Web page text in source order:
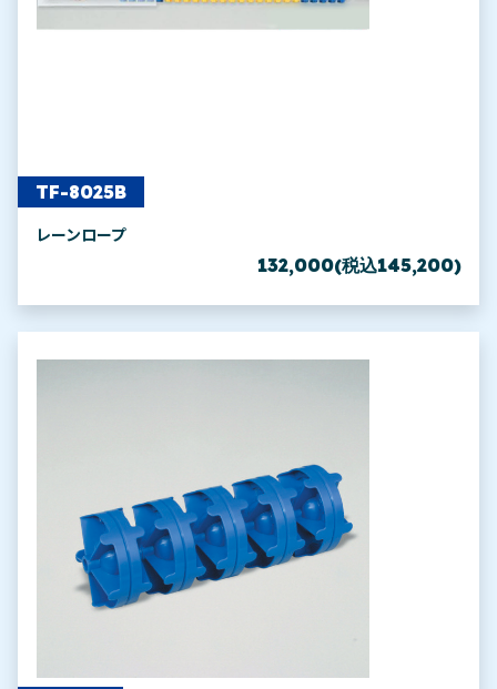
TF-8025B
レーンロープ
132,000(税込145,200)